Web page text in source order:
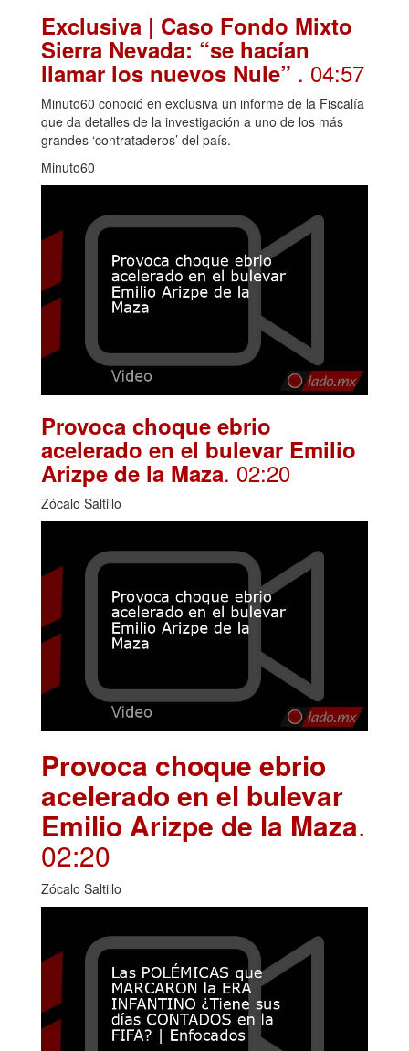
Exclusiva | Caso Fondo Mixto
Sierra Nevada: “se hacían
llamar los nuevos Nule” . 04:57
Minuto60 conoció en exclusiva un informe de la Fiscalía
que da detalles de la investigación a uno de los más
grandes ‘contrataderos’ del país.
Minuto60
Provoca choque ebrio
acelerado en el bulevar Emilio
Arizpe de la Maza. 02:20
Zócalo Saltillo
Provoca choque ebrio
acelerado en el bulevar
Emilio Arizpe de la Maza.
02:20
Zócalo Saltillo